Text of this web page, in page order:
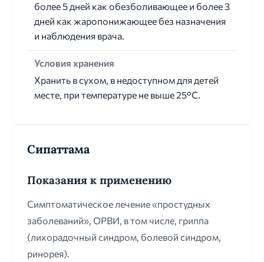
более 5 дней как обезболивающее и более 3
дней как жаропонижающее без назначения
и наблюдения врача.
Условия хранения
Хранить в сухом, в недоступном для детей
месте, при температуре не выше 25°С.
Сипаттама
Показания к применению
Симптоматическое лечение «простудных
заболеваний», ОРВИ, в том числе, гриппа
(лихорадочный синдром, болевой синдром,
ринорея).